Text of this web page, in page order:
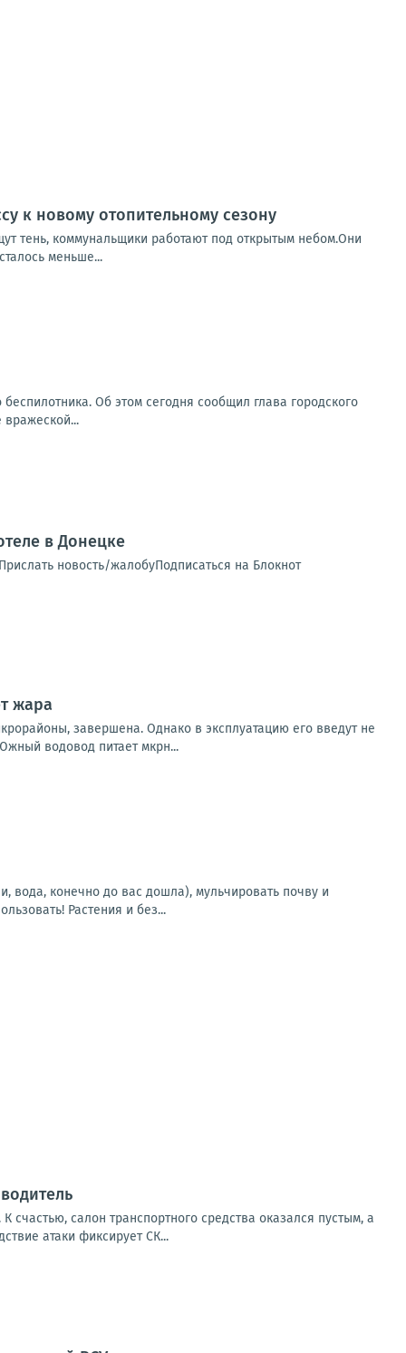
к новому отопительному сезону
тень, коммунальщики работают под открытым небом.Они
меньше...
Об этом сегодня сообщил глава городского
вражеской...
в Донецке
новость/жалобуПодписаться на Блокнот
жара
завершена. Однако в эксплуатацию его введут не
водовод питает мкрн...
вода, конечно до вас дошла), мульчировать почву и
Растения и без...
салон транспортного средства оказался пустым, а
атаки фиксирует СК...